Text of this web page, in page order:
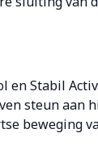
en Stabil
steun aan
beweging